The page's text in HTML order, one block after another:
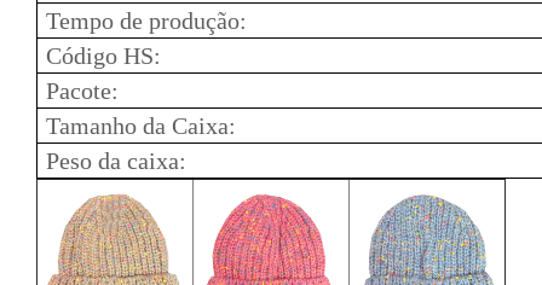
Tempo de produção:
Código HS:
Pacote:
Tamanho da Caixa:
Peso da caixa: